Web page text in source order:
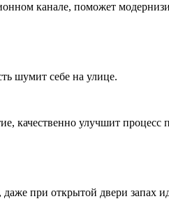
канале, поможет
шумит себе на улице.
качественно улучшит процесс
при открытой двери запах